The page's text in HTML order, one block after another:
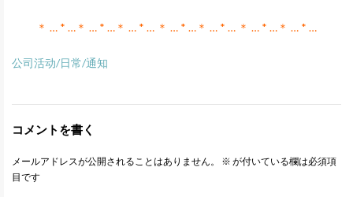
＊ … * …＊ … * …＊ … * … ＊ … * …＊ … * … ＊ … * …＊ … * …
公司活动/日常/通知
コメントを書く
メールアドレスが公開されることはありません。 ※ が付いている欄は必須項
目です